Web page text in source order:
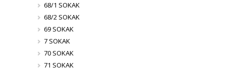
68/1 SOKAK
68/2 SOKAK
69 SOKAK
7 SOKAK
70 SOKAK
71 SOKAK